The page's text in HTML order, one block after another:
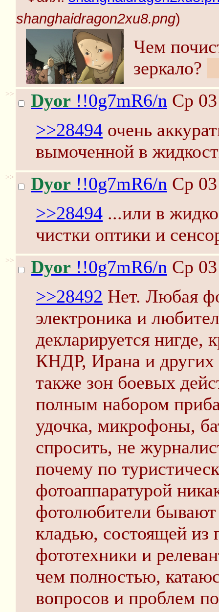
shanghaidragon2xu8.png)
Чем
зеркало?
>> Dyor !!0g7mR6/n Ср
>>28494 очень
вымоченной в
>> Dyor !!0g7mR6/n Ср
>>28494 ...или в
чистки оптики и
>> Dyor !!0g7mR6/n Ср
>>28492 Нет. Любая
электроника и
декларируется нигде,
КНДР, Ирана и других
также зон боевых
полным набором
удочка, микрофоны,
спросить, не
почему по
фотоаппаратурой
фотолюбители
кладью, состоящей из
фототехники и
чем полностью,
вопросов и проблем